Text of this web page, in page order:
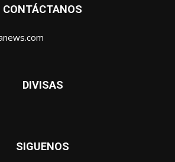
CONTÁCTANOS
DIVISAS
SIGUENOS